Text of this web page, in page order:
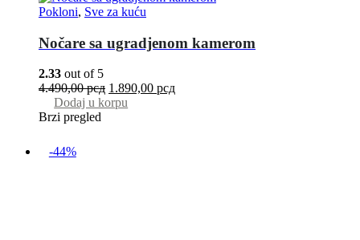
Pokloni, Sve za kuću
Nočare sa ugradjenom kamerom
2.33 out of 5
4.490,00рсд 1.890,00 рсд
Dodaj u korpu
Brzi pregled
-44%